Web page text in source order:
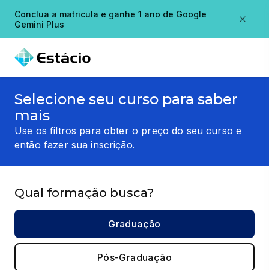
Conclua a matricula e ganhe 1 ano de Google
Gemini Plus
Selecione seu curso para saber
mais
Use os filtros para obter o preço do seu curso e
então fazer sua inscrição.
Qual formação busca?
Graduação
Pós-Graduação